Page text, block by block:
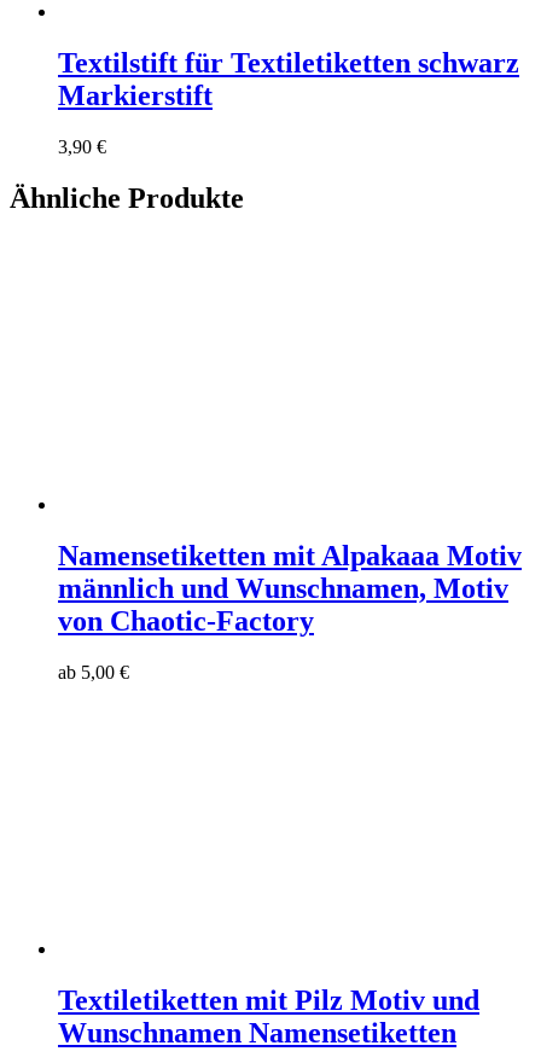
Textilstift für Textiletiketten schwarz
Markierstift
3,90 €
Ähnliche Produkte
Namensetiketten mit Alpakaaa Motiv
männlich und Wunschnamen, Motiv
von Chaotic-Factory
ab 5,00 €
Textiletiketten mit Pilz Motiv und
Wunschnamen Namensetiketten